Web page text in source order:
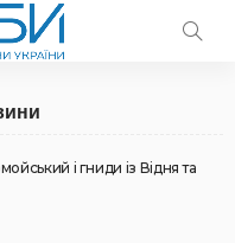
і гниди із Відня та